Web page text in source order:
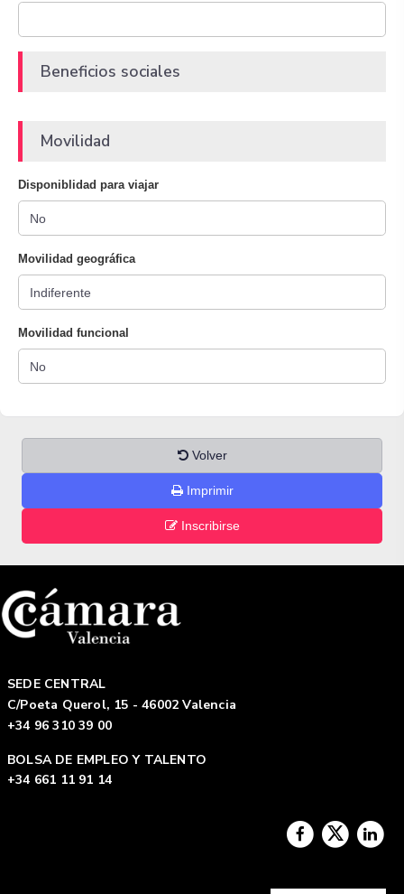
Beneficios sociales
Movilidad
Disponiblidad para viajar
Movilidad geográfica
Movilidad funcional
Volver
Imprimir
Inscribirse
SEDE CENTRAL
C/Poeta Querol, 15 - 46002 Valencia
+34 96 310 39 00
BOLSA DE EMPLEO Y TALENTO
+34 661 11 91 14